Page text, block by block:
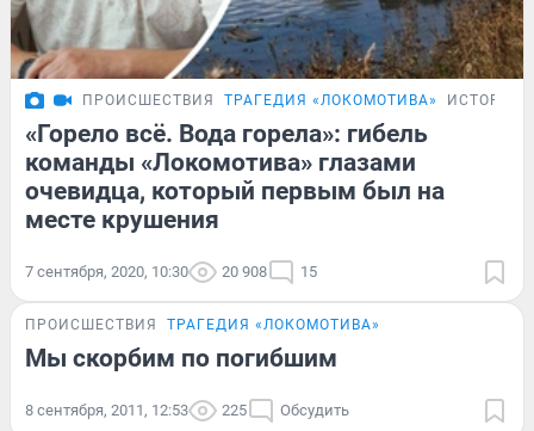
ПРОИСШЕСТВИЯ ТРАГЕДИЯ «ЛОКОМОТИВА» ИСТОРИИ
«Горело всё. Вода горела»: гибель
команды «Локомотива» глазами
очевидца, который первым был на
месте крушения
7 сентября, 2020, 10:30 20 908 15
ПРОИСШЕСТВИЯ ТРАГЕДИЯ «ЛОКОМОТИВА»
Мы скорбим по погибшим
8 сентября, 2011, 12:53 225 Обсудить